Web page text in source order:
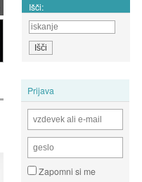
Išči:
Prijava
Zapomni si me